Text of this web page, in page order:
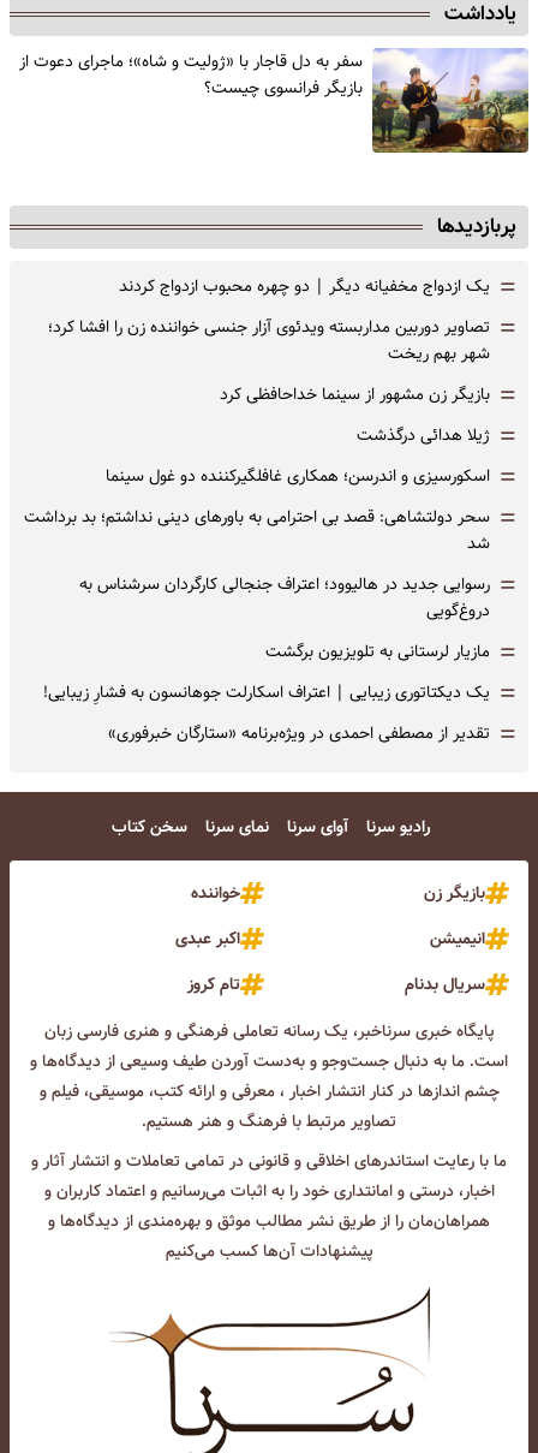
یادداشت
سفر به دل قاجار با «ژولیت و شاه»؛ ماجرای دعوت از
‌بازیگر فرانسوی چیست؟
پربازدیدها
= یک ازدواج مخفیانه دیگر | دو چهره محبوب ازدواج کردند
= تصاویر دوربین مداربسته ویدئوی آزار جنسی خواننده زن را افشا کرد؛
شهر بهم ریخت
= بازیگر زن مشهور از سینما خداحافظی کرد
= ژیلا هدائی درگذشت
= اسکورسیزی و اندرسن؛ همکاری غافلگیرکننده دو غول سینما
= سحر دولتشاهی: قصد بی احترامی به باورهای دینی نداشتم؛ بد برداشت
شد
= رسوایی جدید در هالیوود؛ اعتراف جنجالی کارگردان سرشناس به
دروغ‌گویی
= مازیار لرستانی به تلویزیون برگشت
= یک دیکتاتوری زیبایی | اعتراف اسکارلت جوهانسون به فشارِ زیبایی!
= تقدیر از مصطفی احمدی در ویژه‌برنامه «ستارگان خبرفوری»
رادیو سرنا آوای سرنا نمای سرنا سخن کتاب
بازیگر زن
خواننده
انیمیشن
اکبر عبدی
سریال بدنام
تام کروز
پایگاه خبری سرناخبر، یک رسانه تعاملی فرهنگی و هنری فارسی زبان
است. ما به دنبال جست‌و‌جو و به‌دست آوردن طیف وسیعی از دیدگاه‌ها و
چشم انداز‌ها در کنار انتشار اخبار ، معرفی و ارائه کتب، موسیقی، فیلم و
تصاویر مرتبط با فرهنگ و هنر هستیم.
ما با رعایت استاندرهای اخلاقی و قانونی در تمامی تعاملات و انتشار آثار و
اخبار، درستی و امانتداری خود را به اثبات می‌رسانیم و اعتماد کاربران و
همراهان‌مان را از طریق نشر مطالب موثق و بهره‌مندی از دیدگاه‌ها و
پیشنهادات آن‌ها کسب می‌کنیم